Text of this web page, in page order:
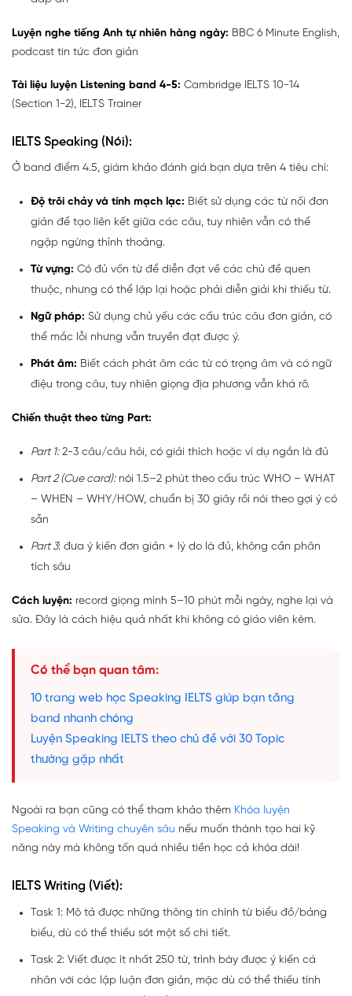
Luyện nghe tiếng Anh tự nhiên hàng ngày: BBC 6 Minute English,
podcast tin tức đơn giản
Tài liệu luyện Listening band 4-5: Cambridge IELTS 10-14
(Section 1-2), IELTS Trainer
IELTS Speaking (Nói):
Ở band điểm 4.5, giám khảo đánh giá bạn dựa trên 4 tiêu chí:
Độ trôi chảy và tính mạch lạc: Biết sử dụng các từ nối đơn
giản để tạo liên kết giữa các câu, tuy nhiên vẫn có thể
ngập ngừng thỉnh thoảng.
Từ vựng: Có đủ vốn từ để diễn đạt về các chủ đề quen
thuộc, nhưng có thể lặp lại hoặc phải diễn giải khi thiếu từ.
Ngữ pháp: Sử dụng chủ yếu các cấu trúc câu đơn giản, có
thể mắc lỗi nhưng vẫn truyền đạt được ý.
Phát âm: Biết cách phát âm các từ có trọng âm và có ngữ
điệu trong câu, tuy nhiên giọng địa phương vẫn khá rõ.
Chiến thuật theo từng Part:
Part 1:2-3 câu/câu hỏi, có giải thích hoặc ví dụ ngắn là đủ
Part 2 (Cue card):nói 1.5–2 phút theo cấu trúc WHO – WHAT
– WHEN – WHY/HOW, chuẩn bị 30 giây rồi nói theo gợi ý có
sẵn
Part 3: đưa ý kiến đơn giản + lý do là đủ, không cần phân
tích sâu
Cách luyện: record giọng mình 5–10 phút mỗi ngày, nghe lại và
sửa. Đây là cách hiệu quả nhất khi không có giáo viên kèm.
Có thể bạn quan tâm:
10 trang web học Speaking IELTS giúp bạn tăng
band nhanh chóng
Luyện Speaking IELTS theo chủ đề với 30 Topic
thường gặp nhất
Ngoài ra bạn cũng có thể tham khảo thêm Khóa luyện
Speaking và Writing chuyên sâu nếu muốn thành tạo hai kỹ
năng này mà không tốn quá nhiều tiền học cả khóa dài!
IELTS Writing (Viết):
Task 1: Mô tả được những thông tin chính từ biểu đồ/bảng
biểu, dù có thể thiếu sót một số chi tiết.
Task 2: Viết được ít nhất 250 từ, trình bày được ý kiến cá
nhân với các lập luận đơn giản, mặc dù có thể thiếu tính